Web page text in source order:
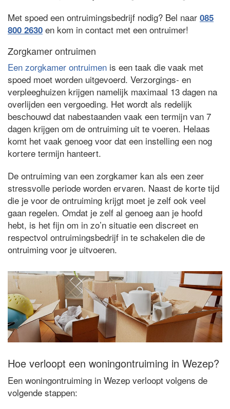
Met spoed een ontruimingsbedrijf nodig? Bel naar 085
800 2630 en kom in contact met een ontruimer!
Zorgkamer ontruimen
Een zorgkamer ontruimen is een taak die vaak met
spoed moet worden uitgevoerd. Verzorgings- en
verpleeghuizen krijgen namelijk maximaal 13 dagen na
overlijden een vergoeding. Het wordt als redelijk
beschouwd dat nabestaanden vaak een termijn van 7
dagen krijgen om de ontruiming uit te voeren. Helaas
komt het vaak genoeg voor dat een instelling een nog
kortere termijn hanteert.
De ontruiming van een zorgkamer kan als een zeer
stressvolle periode worden ervaren. Naast de korte tijd
die je voor de ontruiming krijgt moet je zelf ook veel
gaan regelen. Omdat je zelf al genoeg aan je hoofd
hebt, is het fijn om in zo’n situatie een discreet en
respectvol ontruimingsbedrijf in te schakelen die de
ontruiming voor je uitvoeren.
Hoe verloopt een woningontruiming in Wezep?
Een woningontruiming in Wezep verloopt volgens de
volgende stappen: